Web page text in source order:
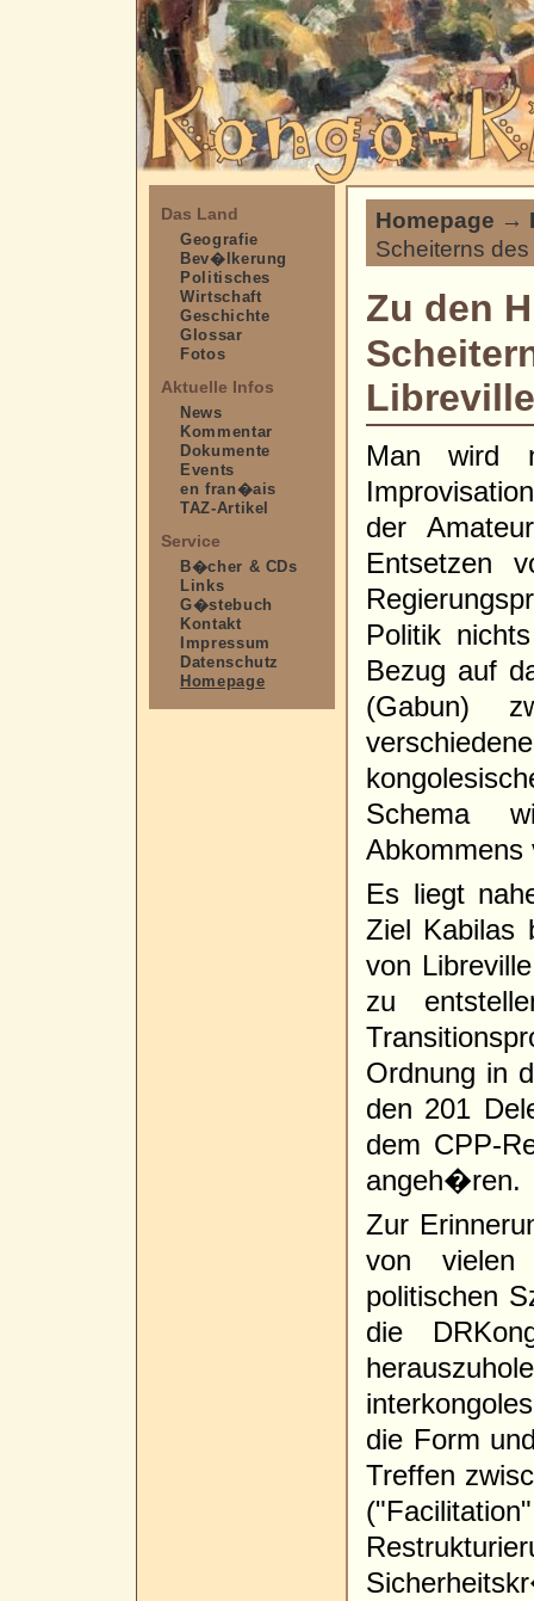
Das Land
Geografie
Bev�lkerung
Politisches
Wirtschaft
Geschichte
Glossar
Fotos
Aktuelle Infos
News
Kommentar
Dokumente
Events
en fran�ais
TAZ-Artikel
Service
B�cher & CDs
Links
G�stebuch
Kontakt
Impressum
Datenschutz
Homepage
Homepage →
Scheiterns
Zu den
Libreville
Man wird
der
Entsetzen
Politik
Bezug auf
(Gabun)
Schema
Abkommens
Es liegt
Ziel Kabilas
von
zu
Ordnung in
den 201
dem CPP-
angeh�ren.
Zur
von vielen
politischen
die
die Form
Treffen